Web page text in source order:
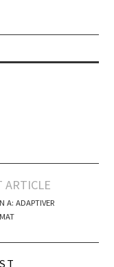
ARTICLE
A: ADAPTIVER